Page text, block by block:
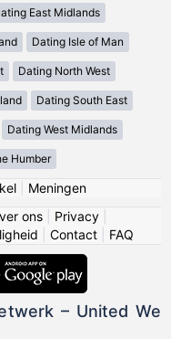
East Midlands
Dating Isle of Man
Dating North West
Dating South East
Dating West Midlands
Humber
| Meningen
ons Privacy
Contact FAQ
– United We